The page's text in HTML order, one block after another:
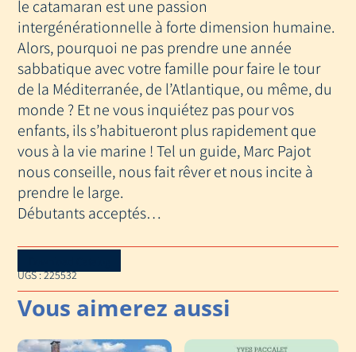
le catamaran est une passion
intergénérationnelle à forte dimension humaine.
Alors, pourquoi ne pas prendre une année
sabbatique avec votre famille pour faire le tour
de la Méditerranée, de l’Atlantique, ou même, du
monde ? Et ne vous inquiétez pas pour vos
enfants, ils s’habitueront plus rapidement que
vous à la vie marine ! Tel un guide, Marc Pajot
nous conseille, nous fait rêver et nous incite à
prendre le large.
Débutants acceptés…
UGS :225532